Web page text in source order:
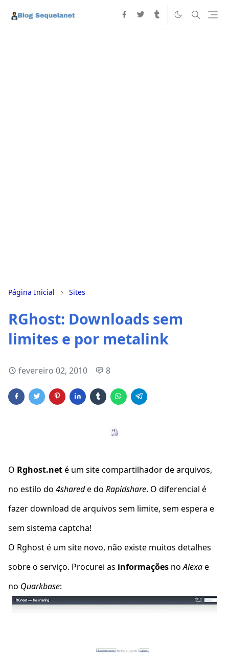
Página Inicial Sites
RGhost: Downloads sem
limites e por metalink
fevereiro 02, 2010 8
O Rghost.neté um site compartilhador de arquivos,
no estilo do 4sharede do Rapidshare. O diferencial é
fazer download de arquivos sem limite, sem espera e
sem sistema captcha!
O Rghost é um site novo, não existe muitos detalhes
sobre o serviço. Procurei as informações noAlexae
no Quarkbase: